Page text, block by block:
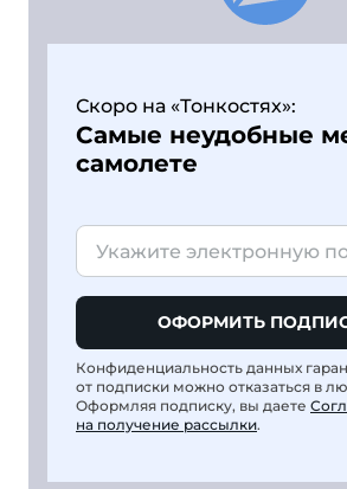
Скоро на «Тонкостях»:
Самые неудобные
самолете
ОФОРМИТЬ
Конфиденциальность данных
от подписки можно отказаться в
Оформляя подписку, вы даете
на получение рассылки.